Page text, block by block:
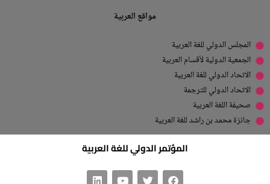
مواقع العربية
المجلس الدولي للغة العربية
الجمعية الدولية لأقسام العربية
الاتحاد الدولي للغة العربية
الاتحاد الدولي للترجمة
صحيفة اللغة العربية
جائزة محمد بن راشد للغة العربية
المؤتمر الدولي للغة العربية